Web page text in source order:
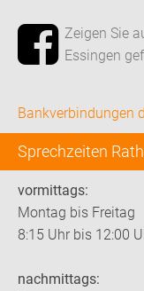
Zeigen Sie
Essingen
Bankverbindungen
Sprechzeiten
vormittags:
Montag bis Freitag
8:15 Uhr bis 12:00
nachmittags: